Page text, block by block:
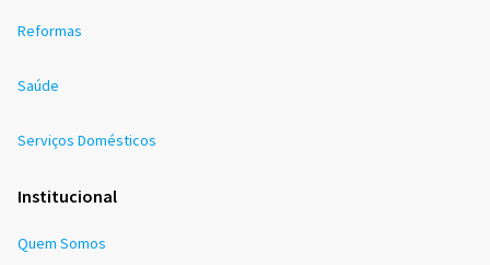
Reformas
Saúde
Serviços Domésticos
Institucional
Quem Somos